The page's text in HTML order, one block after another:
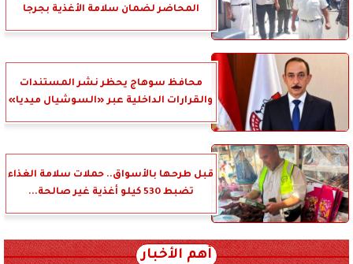
المحاضر لضمان سلامة الأغذية بجرجا
محافظ سوهاج يحظر نشر المستندات
والقرارات الداخلية عبر «السوشيال ميديا»
قبل طرحها بالأسواق.. حملات سلامة الغذاء
تضبط 530 كيلو أغذية غير صالحة...
أهم الأخبار